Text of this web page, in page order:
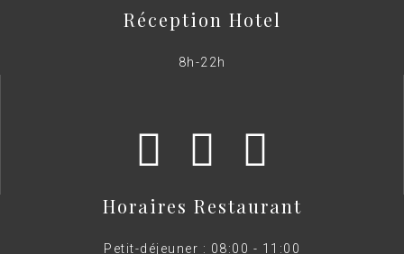
Réception Hotel
8h-22h
Horaires Restaurant
Petit-déjeuner : 08:00 - 11:00